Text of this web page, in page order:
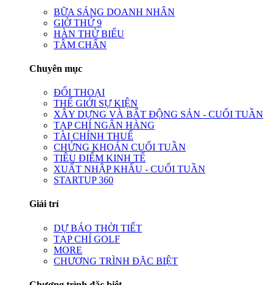
BỮA SÁNG DOANH NHÂN
GIỜ THỨ 9
HÀN THỬ BIỂU
TÂM CHẤN
Chuyên mục
ĐỐI THOẠI
THẾ GIỚI SỰ KIỆN
XÂY DỰNG VÀ BẤT ĐỘNG SẢN - CUỐI TUẦN
TẠP CHÍ NGÂN HÀNG
TÀI CHÍNH THUẾ
CHỨNG KHOÁN CUỐI TUẦN
TIÊU ĐIỂM KINH TẾ
XUẤT NHẬP KHẨU - CUỐI TUẦN
STARTUP 360
Giải trí
DỰ BÁO THỜI TIẾT
TẠP CHÍ GOLF
MORE
CHƯƠNG TRÌNH ĐẶC BIỆT